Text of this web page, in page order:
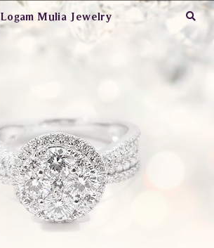
Logam Mulia Jewelry